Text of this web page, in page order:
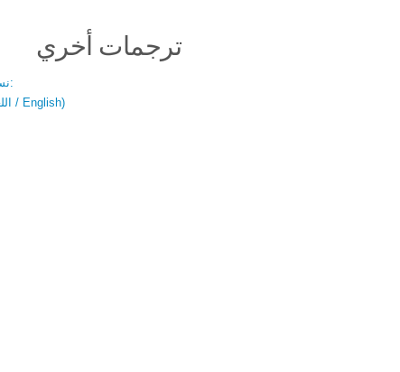
ترجمات أخري
نسخة باللغتين:
(اللغة العربية / English)